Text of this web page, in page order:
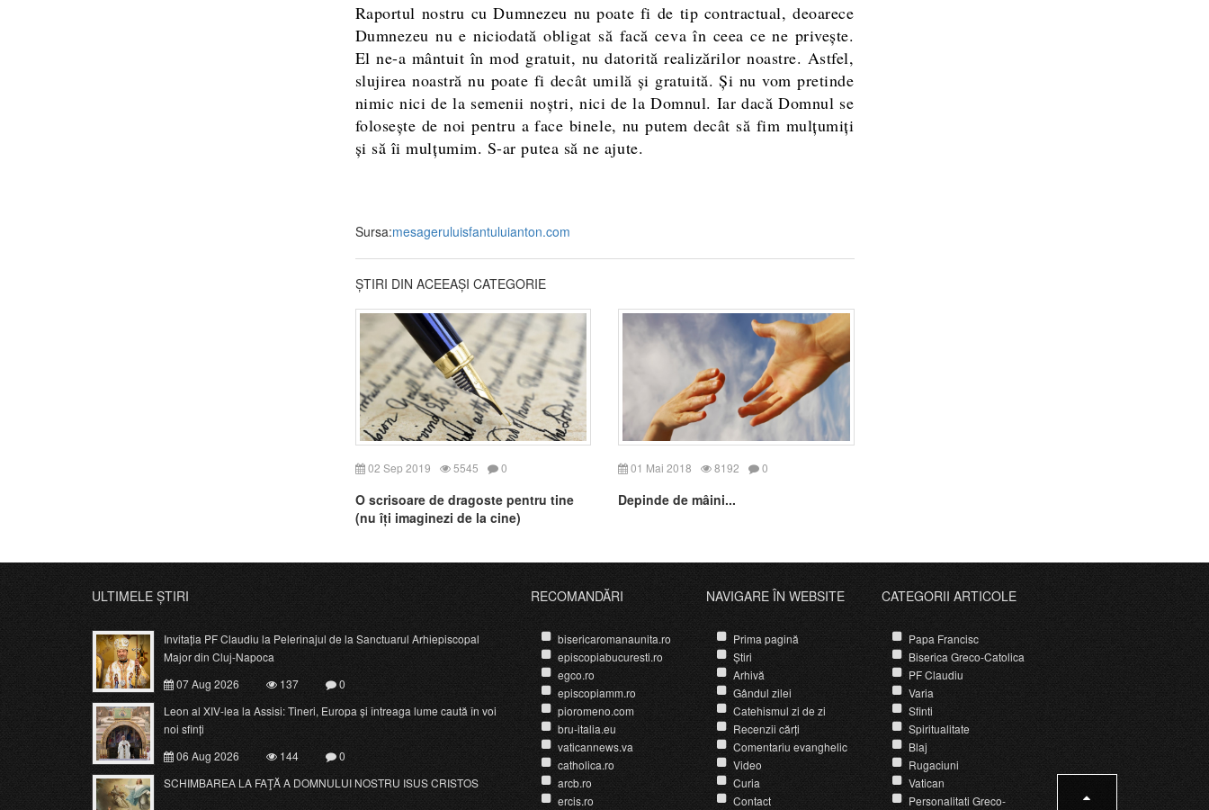
Raportul nostru cu Dumnezeu nu poate fi de tip contractual, deoarece
Dumnezeu nu e niciodată obligat să facă ceva în ceea ce ne privește.
El ne-a mântuit în mod gratuit, nu datorită realizărilor noastre. Astfel,
slujirea noastră nu poate fi decât umilă și gratuită. Și nu vom pretinde
nimic nici de la semenii noștri, nici de la Domnul. Iar dacă Domnul se
folosește de noi pentru a face binele, nu putem decât să fim mulțumiți
și să îi mulțumim. S-ar putea să ne ajute.
Sursa:mesageruluisfantuluianton.com
ȘTIRI DIN ACEEAȘI CATEGORIE
02 Sep 2019 5545 0
O scrisoare de dragoste pentru tine
(nu îți imaginezi de la cine)
01 Mai 2018 8192 0
Depinde de mâini...
ULTIMELE ȘTIRI
Invitația PF Claudiu la Pelerinajul de la Sanctuarul Arhiepiscopal
Major din Cluj-Napoca
07 Aug 2026
137
0
Leon al XIV-lea la Assisi: Tineri, Europa și întreaga lume caută în voi
noi sfinți
06 Aug 2026
144
0
SCHIMBAREA LA FAŢĂ A DOMNULUI NOSTRU ISUS CRISTOS
RECOMANDĂRI
bisericaromanaunita.ro
episcopiabucuresti.ro
egco.ro
episcopiamm.ro
pioromeno.com
bru-italia.eu
vaticannews.va
catholica.ro
arcb.ro
ercis.ro
NAVIGARE ÎN WEBSITE
Prima pagină
Știri
Arhivă
Gândul zilei
Catehismul zi de zi
Recenzii cărți
Comentariu evanghelic
Video
Curia
Contact
CATEGORII ARTICOLE
Papa Francisc
Biserica Greco-Catolica
PF Claudiu
Varia
Sfinti
Spiritualitate
Blaj
Rugaciuni
Vatican
Personalitati Greco-